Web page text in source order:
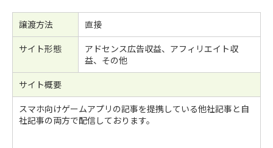
譲渡方法
直接
サイト形態
アドセンス広告収益、アフィリエイト収
益、その他
サイト概要
スマホ向けゲームアプリの記事を提携している他社記事と自
社記事の両方で配信しております。